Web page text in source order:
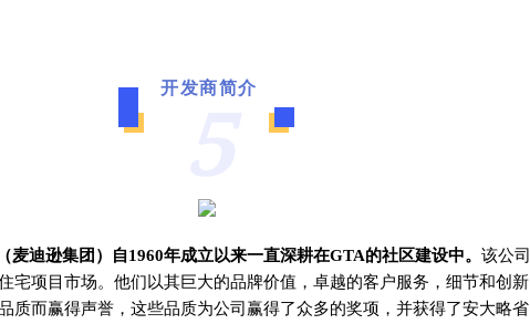
开发商简介
麦迪逊集团）自1960年成立以来一直深耕在GTA的社区建设中。 该公司
宅项目市场。 他们以其巨大的品牌价值，卓越的客户服务，细节和创新
质而赢得声誉，这些品质为公司赢得了众多的奖项，并获得了安大略省